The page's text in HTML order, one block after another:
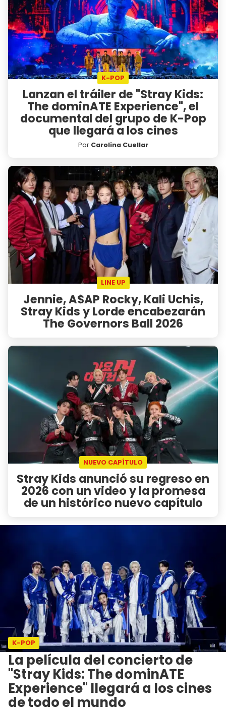
K-POP
Lanzan el tráiler de "Stray Kids:
The dominATE Experience", el
documental del grupo de K-Pop
que llegará a los cines
Por Carolina Cuellar
LINE UP
Jennie, A$AP Rocky, Kali Uchis,
Stray Kids y Lorde encabezarán
The Governors Ball 2026
NUEVO CAPÍTULO
Stray Kids anunció su regreso en
2026 con un video y la promesa
de un histórico nuevo capítulo
K-POP
La película del concierto de
"Stray Kids: The dominATE
Experience" llegará a los cines
de todo el mundo